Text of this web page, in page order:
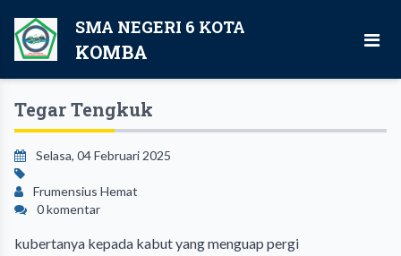
SMA NEGERI 6 KOTA
KOMBA
Tegar Tengkuk
Selasa, 04 Februari 2025
Frumensius Hemat
0 komentar
kubertanya kepada kabut yang menguap pergi